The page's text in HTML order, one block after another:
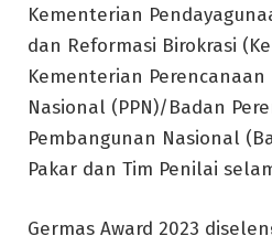
Kementerian
dan Reformasi Birokrasi
Kementerian Perencanaan
Nasional (PPN)/Badan
Pembangunan Nasional
Pakar dan Tim Penilai
Germas Award 2023